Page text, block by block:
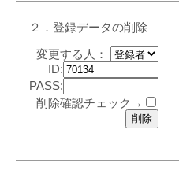
２．登録データの削除
変更する人：
ID:
PASS:
削除確認チェック→